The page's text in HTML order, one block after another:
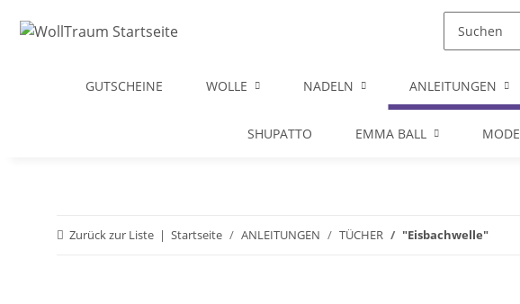
GUTSCHEINE WOLLE NADELN ANLEITUNGEN
SHUPATTO EMMA BALL MODE
Zurück zur Liste Startseite ANLEITUNGEN TÜCHER "Eisbachwelle"